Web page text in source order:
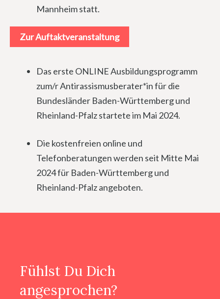
Mannheim statt.
Zur Auftaktveranstaltung
Das erste ONLINE Ausbildungsprogramm
zum/r Antirassismusberater*in für die
Bundesländer Baden-Württemberg und
Rheinland-Pfalz startete im Mai 2024.
Die kostenfreien online und
Telefonberatungen werden seit Mitte Mai
2024 für Baden-Württemberg und
Rheinland-Pfalz angeboten.
Fühlst Du Dich
angesprochen?